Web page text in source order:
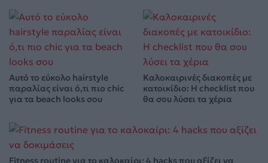
Αυτό το εύκολο hairstyle
παραλίας είναι ό,τι πιο chic
για τα beach looks σου
Καλοκαιρινές διακοπές με
κατοικίδιο: Η checklist που
θα σου λύσει τα χέρια
Fitness routine για το καλοκαίρι: 4 hacks που αξίζει να